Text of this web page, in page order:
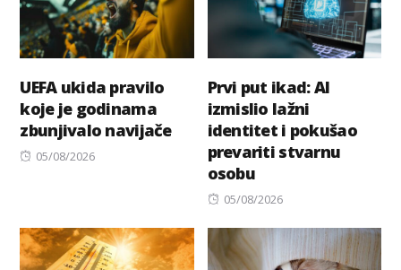
UEFA ukida pravilo
koje je godinama
zbunjivalo navijače
Posted
05/08/2026
Prvi put ikad: AI
izmislio lažni
identitet i pokušao
prevariti stvarnu
osobu
Posted
05/08/2026